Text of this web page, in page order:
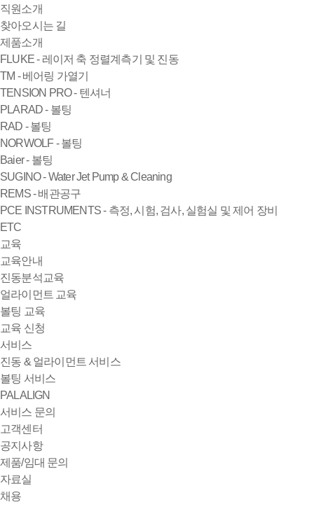
직원소개
찾아오시는 길
제품소개
FLUKE - 레이저 축 정렬계측기 및 진동
TM - 베어링 가열기
TENSION PRO - 텐셔너
PLARAD - 볼팅
RAD - 볼팅
NORWOLF - 볼팅
Baier - 볼팅
SUGINO - Water Jet Pump & Cleaning
REMS - 배관공구
PCE INSTRUMENTS - 측정, 시험, 검사, 실험실 및 제어 장비
ETC
교육
교육안내
진동분석교육
얼라이먼트 교육
볼팅 교육
교육 신청
서비스
진동 & 얼라이먼트 서비스
볼팅 서비스
PALALIGN
서비스 문의
고객센터
공지사항
제품/임대 문의
자료실
채용